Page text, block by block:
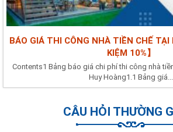
BÁO GIÁ THI CÔNG NHÀ TIỀN CHẾ
KIỆM 10%】
Contents1 Bảng báo giá chi phí thi công nhà
Huy Hoàng1.1 Bảng giá...
CÂU HỎI THƯỜNG